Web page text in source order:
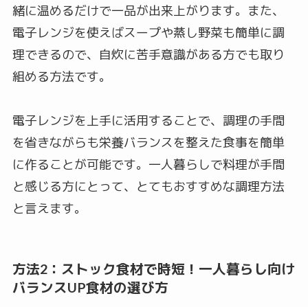
緒に温めるだけで一品が出来上がります。また、
電子レンジを使えばスープや蒸し野菜も簡単に調
理できるので、自炊に苦手意識がある方でも取り
組める方法です。
電子レンジを上手に活用することで、調理の手間
を省きながらも栄養バランスを整えた食事を簡単
に作ることが可能です。一人暮らしで料理が手間
と感じる方にとって、とてもおすすめな調理方法
と言えます。
方法2：ストック食材で時短！一人暮らし向け
バランスUP食材の選び方